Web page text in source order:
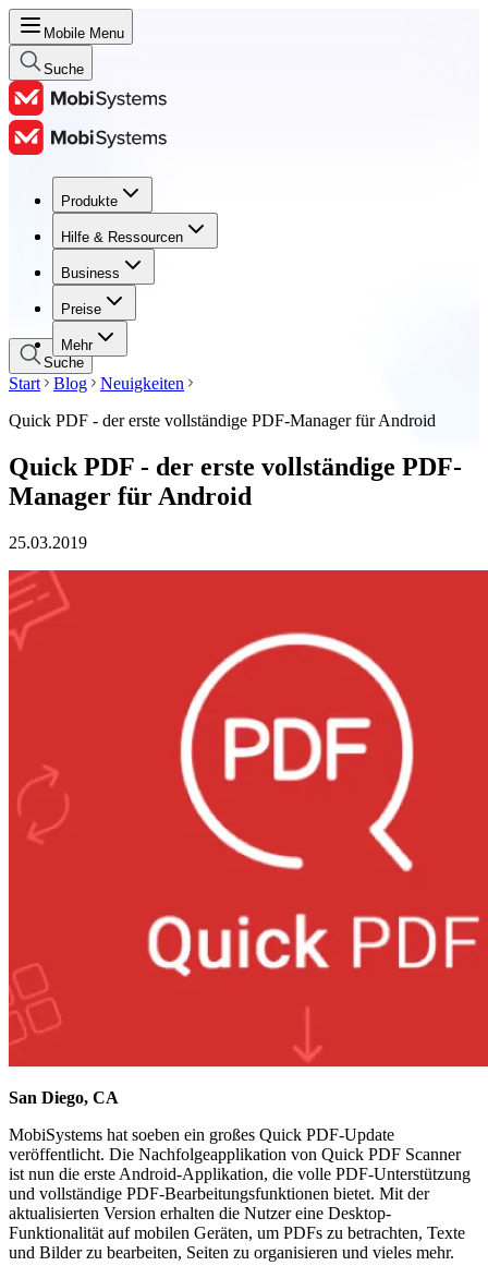
Mobile Menu
Suche
Produkte
Hilfe & Ressourcen
Business
Preise
Mehr
Produkte
Hilfe & Ressourcen
Business
Preise
Suche
Start Blog
Neuigkeiten
Quick PDF - der erste vollständige PDF-Manager für Android
Quick PDF - der erste vollständige PDF-
Manager für Android
25.03.2019
San Diego, CA
MobiSystems hat soeben ein großes Quick PDF-Update
veröffentlicht. Die Nachfolgeapplikation von Quick PDF Scanner
ist nun die erste Android-Applikation, die volle PDF-Unterstützung
und vollständige PDF-Bearbeitungsfunktionen bietet. Mit der
aktualisierten Version erhalten die Nutzer eine Desktop-
Funktionalität auf mobilen Geräten, um PDFs zu betrachten, Texte
und Bilder zu bearbeiten, Seiten zu organisieren und vieles mehr.